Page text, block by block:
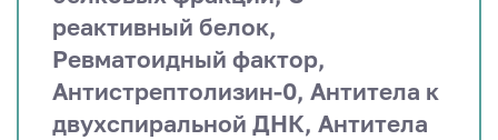
реактивный белок,
Ревматоидный фактор,
Антистрептолизин-0, Антитела к
двухспиральной ДНК, Антитела